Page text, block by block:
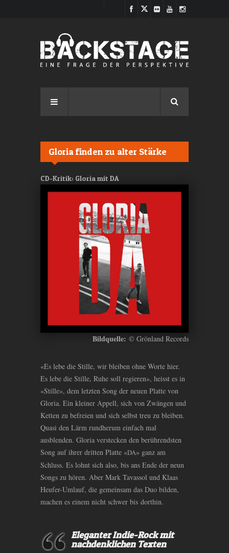
Gloria finden zu alter Stärke
CD-Kritik: Gloria mit DA
Bildquelle: © Grönland Records
«Es lebe die Stille, wir bleiben ohne Worte hier.
Es lebe die Stille, Ruhe soll regieren», heisst es in
«Stille», dem letzten Song der neuen Platte von
Gloria. Ein kleiner Appell, sich von Zwängen und
Ketten zu befreien und sich selbst treu zu bleiben.
Quasi den Lärm rundherum einfach mal
ausblenden. Gloria verstecken den berührendsten
Song auf ihrer dritten Platte «DA» ganz am
Schluss. Es lohnt sich also, bis ans Ende der neun
Songs zu hören. Aber Mark Tavassol und Klaas
Heufer-Umlauf, die gemeinsam das Duo bilden,
machen es einem nicht schwer bis dorthin.
Eleganter Indie-Rock mit
nachdenklichen Texten